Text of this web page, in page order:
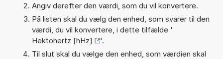
Angiv derefter den værdi, som du vil konvertere.
På listen skal du vælg den enhed, som svarer til den
værdi, du vil konvertere, i dette tilfælde '
Hektohertz [hHz]
'.
Til slut skal du vælge den enhed, som værdien skal